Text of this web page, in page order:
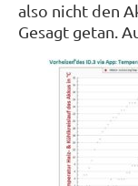
also nicht den
Gesagt getan.